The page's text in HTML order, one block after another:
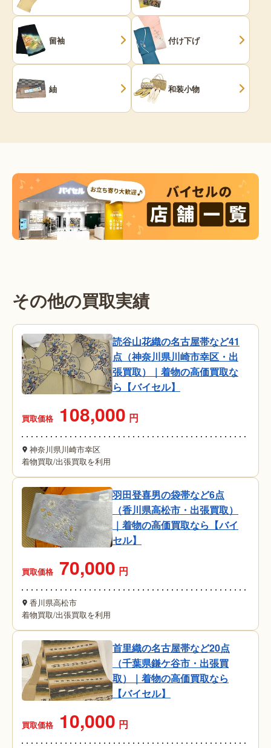
留袖 付け下げ
紬 和装小物
その他の買取実績
読谷山花織の名古屋帯など41
点（神奈川県川崎市幸区・出
張買取）｜着物の高価買取な
ら【バイセル】
買取価格 108,000 円
神奈川県川崎市幸区
着物買取/出張買取を利用
羽田登喜男の袋帯など6点
（香川県高松市・出張買取）
｜着物の高価買取なら【バイ
セル】
買取価格 70,000 円
香川県高松市
着物買取/出張買取を利用
首里織の名古屋帯など20点
（千葉県鎌ケ谷市・出張買
取）｜着物の高価買取なら
【バイセル】
買取価格 10,000 円